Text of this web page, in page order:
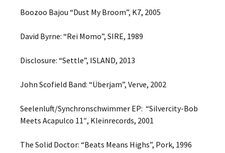
Boozoo Bajou “Dust My Broom”, K7, 2005
David Byrne: “Rei Momo”, SIRE, 1989
Disclosure: “Settle”, ISLAND, 2013
John Scofield Band: “Überjam”, Verve, 2002
Seelenluft/Synchronschwimmer EP: “Silvercity-Bob
Meets Acapulco 11″, Kleinrecords, 2001
The Solid Doctor: “Beats Means Highs”, Pork, 1996